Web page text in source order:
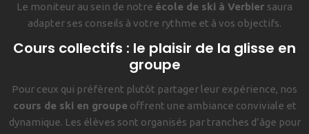
Le moniteur au sein de notre école de ski à Verbier saura
adapter ses conseils à votre rythme et à vos objectifs.
Cours collectifs : le plaisir de la glisse en
groupe
Pour ceux qui préfèrent plutôt partager leur expérience, nos
cours de ski en groupeoffrent une ambiance conviviale et
dynamique. Les élèves sont organisés par tranches d’âge pour